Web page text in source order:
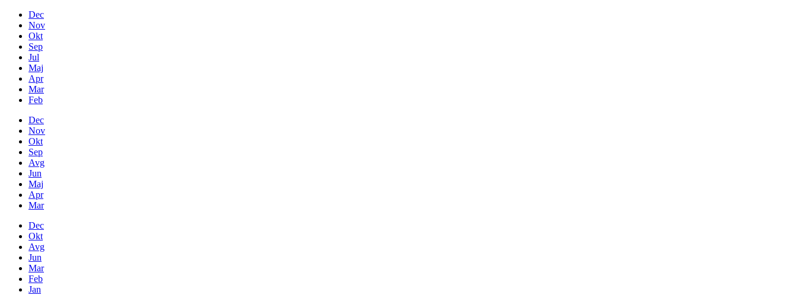
Dec
Nov
Okt
Sep
Jul
Maj
Apr
Mar
Feb
Dec
Nov
Okt
Sep
Avg
Jun
Maj
Apr
Mar
Dec
Okt
Avg
Jun
Mar
Feb
Jan